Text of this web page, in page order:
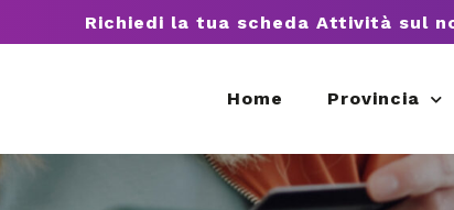
Richiedi la tua scheda Attività sul
Home Provincia